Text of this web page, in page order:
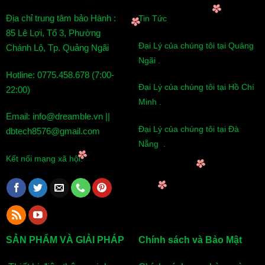
Địa chỉ trung tâm bảo Hành :
85 Lê Lợi, Tổ 3, Phường
Chánh Lộ, Tp. Quảng Ngãi
Hotline: 0775.458.678 (7:00-
22:00)
Email: info@dreamble.vn ||
dbtech8576@gmail.com
Kết nối mạng xã hội:
Tin Tức
Đại Lý của chúng tôi tại Quảng
Ngãi .
Đại Lý của chúng tôi tại Hồ Chí
Minh .
Đại Lý của chúng tôi tại Đà
Nẵng .
SẢN PHẨM VÀ GIẢI PHÁP Chính sách và Bảo Mật